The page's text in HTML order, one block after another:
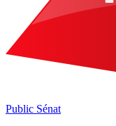
Public Sénat